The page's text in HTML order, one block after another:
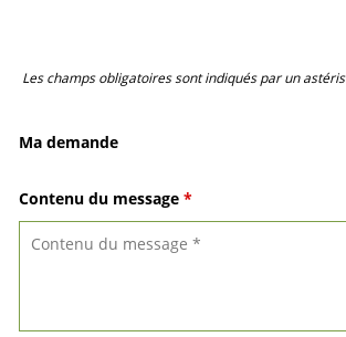
Les champs obligatoires sont indiqués par un
Ma demande
Contenu du message *